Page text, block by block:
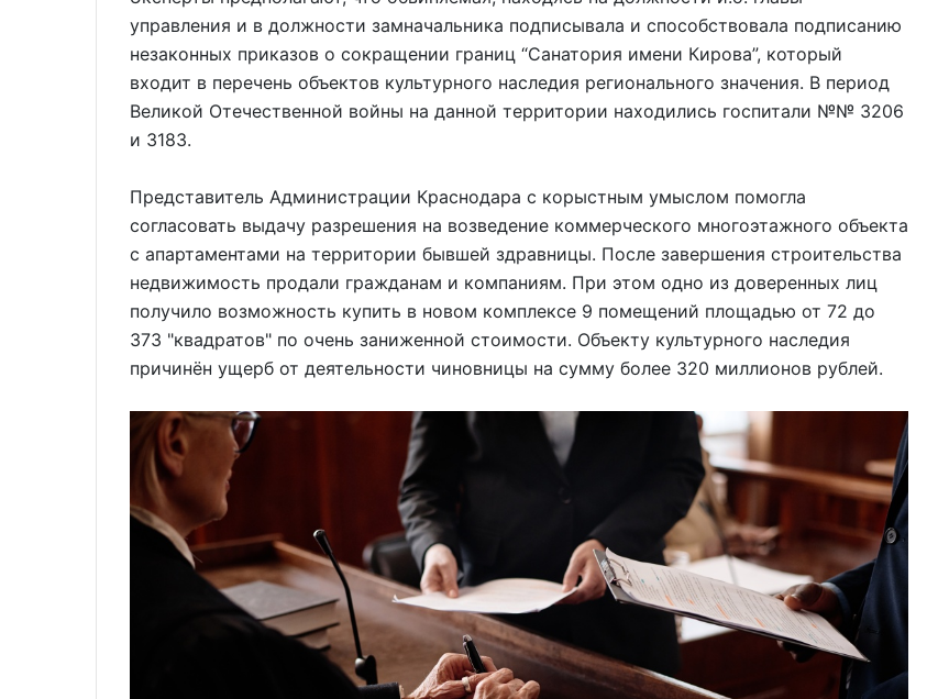
управления и в должности замначальника подписывала и способствовала подписанию
незаконных приказов о сокращении границ “Санатория имени Кирова”, который
входит в перечень объектов культурного наследия регионального значения. В период
Великой Отечественной войны на данной территории находились госпитали №№ 3206
и 3183.
Представитель Администрации Краснодара с корыстным умыслом помогла
согласовать выдачу разрешения на возведение коммерческого многоэтажного объекта
с апартаментами на территории бывшей здравницы. После завершения строительства
недвижимость продали гражданам и компаниям. При этом одно из доверенных лиц
получило возможность купить в новом комплексе 9 помещений площадью от 72 до
373 "квадратов" по очень заниженной стоимости. Объекту культурного наследия
причинён ущерб от деятельности чиновницы на сумму более 320 миллионов рублей.